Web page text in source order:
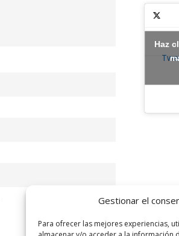
Gestionar el
Para ofrecer las mejores experiencias,
Haz